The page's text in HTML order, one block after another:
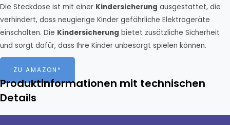
Die Steckdose ist mit einer Kindersicherung ausgestattet, die
verhindert, dass neugierige Kinder gefährliche Elektrogeräte
einschalten. Die Kindersicherung bietet zusätzliche Sicherheit
und sorgt dafür, dass Ihre Kinder unbesorgt spielen können.
ZU AMAZON*
Produktinformationen mit technischen
Details